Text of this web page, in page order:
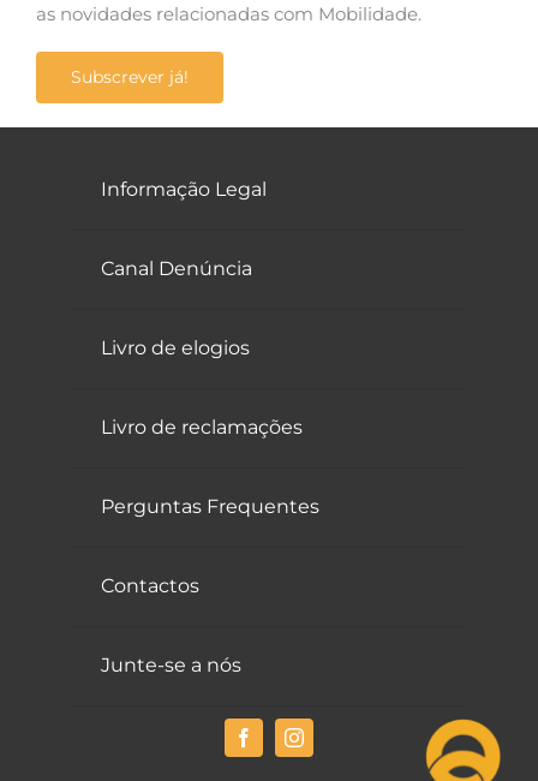
as novidades relacionadas com Mobilidade.
Subscrever já!
Informação Legal
Canal Denúncia
Livro de elogios
Livro de reclamações
Perguntas Frequentes
Contactos
Junte-se a nós